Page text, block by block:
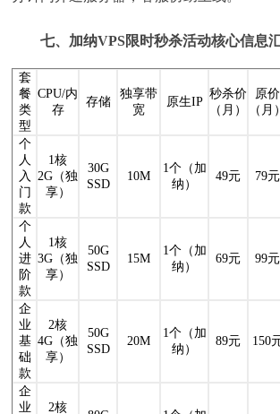
七、加纳VPS限时秒杀活动核心信息
套
餐
类
型
CPU/内
存
存储
独享带
宽
原生IP
秒杀价
（月）
原价
（月）
个
人
入
门
款
1核
2G（独
享）
30G
SSD
10M
1个（加
纳）
49元 79元
个
人
进
阶
款
1核
3G（独
享）
50G
SSD
15M
1个（加
纳）
69元 99元
企
业
基
础
款
2核
4G（独
享）
50G
SSD
20M
1个（加
纳）
89元 150
企
业
2核